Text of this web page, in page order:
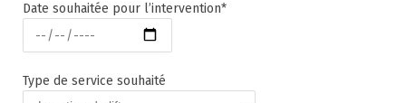
Date souhaitée pour l’intervention*
Type de service souhaité